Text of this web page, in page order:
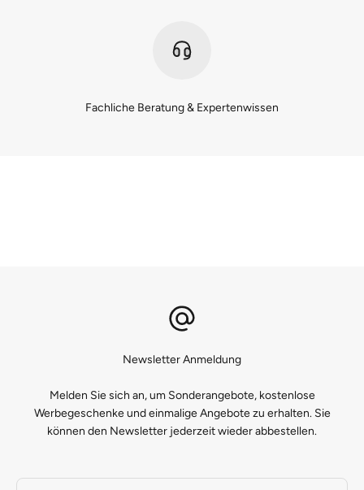
Fachliche Beratung & Expertenwissen
Newsletter Anmeldung
Melden Sie sich an, um Sonderangebote, kostenlose
Werbegeschenke und einmalige Angebote zu erhalten. Sie
können den Newsletter jederzeit wieder abbestellen.